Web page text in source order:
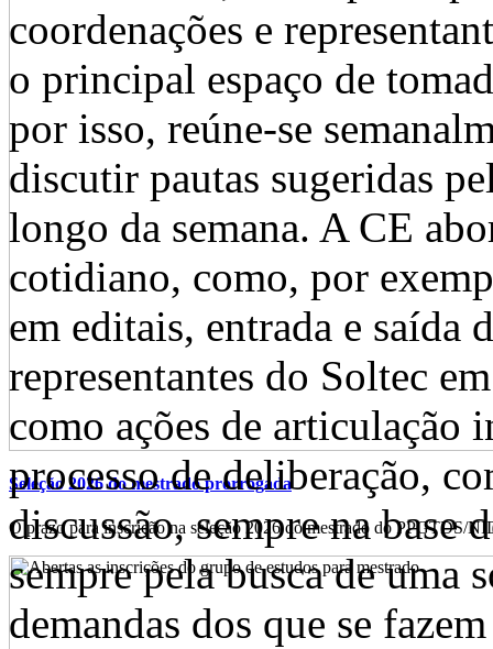
Seleção 2026 do mestrado prorrogada
O prazo para inscrição na seleção 2026 do mestrado do PPGTDS/
coordenações e
o principal espaço de
por isso, reúne-se
discutir pautas sugeridas
longo da semana. A CE
cotidiano, como, por
em editais, entrada e saída
representantes do Soltec
como ações de
processo de deliberação,
discussão, sempre na base
sempre pela busca de uma
demandas dos que se